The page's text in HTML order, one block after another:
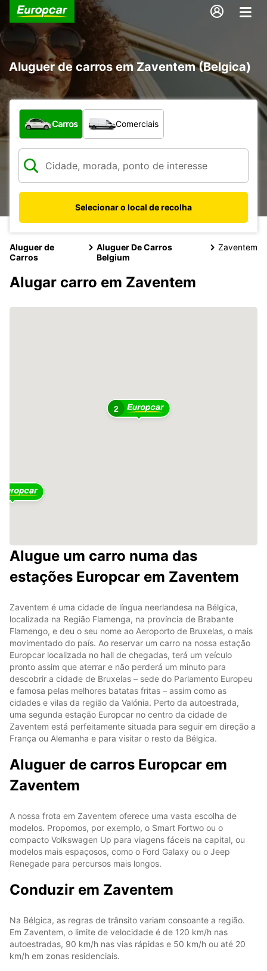
Aluguer de carros em Zaventem (Belgica)
Que tipo de veículo pretende?
Carros Comerciais
Selecionar o local de recolha
Aluguer de
Carros
Aluguer De Carros
Belgium
Zaventem
Alugar carro em Zaventem
2
Alugue um carro numa das
estações Europcar em Zaventem
Zaventem é uma cidade de língua neerlandesa na Bélgica,
localizada na Região Flamenga, na província de Brabante
Flamengo, e deu o seu nome ao Aeroporto de Bruxelas, o mais
movimentado do país. Ao reservar um carro na nossa estação
Europcar localizada no hall de chegadas, terá um veículo
pronto assim que aterrar e não perderá um minuto para
descobrir a cidade de Bruxelas – sede do Parlamento Europeu
e famosa pelas melhores batatas fritas – assim como as
cidades e vilas da região da Valónia. Perto da autoestrada,
uma segunda estação Europcar no centro da cidade de
Zaventem está perfeitamente situada para seguir em direção a
França ou Alemanha e para visitar o resto da Bélgica.
Aluguer de carros Europcar em
Zaventem
A nossa frota em Zaventem oferece uma vasta escolha de
modelos. Propomos, por exemplo, o Smart Fortwo ou o
compacto Volkswagen Up para viagens fáceis na capital, ou
modelos mais espaçosos, como o Ford Galaxy ou o Jeep
Renegade para percursos mais longos.
Conduzir em Zaventem
Na Bélgica, as regras de trânsito variam consoante a região.
Em Zaventem, o limite de velocidade é de 120 km/h nas
autoestradas, 90 km/h nas vias rápidas e 50 km/h ou até 20
km/h em zonas residenciais.